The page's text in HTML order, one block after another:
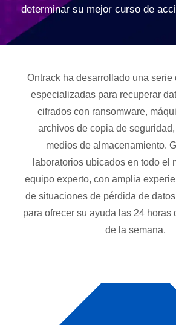
determinar su mejor curso de
Ontrack ha desarrollado una serie
especializadas para recuperar
cifrados con ransomware,
archivos de copia de
medios de almacenamiento.
laboratorios ubicados en todo el
equipo experto, con amplia
de situaciones de pérdida de
para ofrecer su ayuda las 24 horas
de la semana.